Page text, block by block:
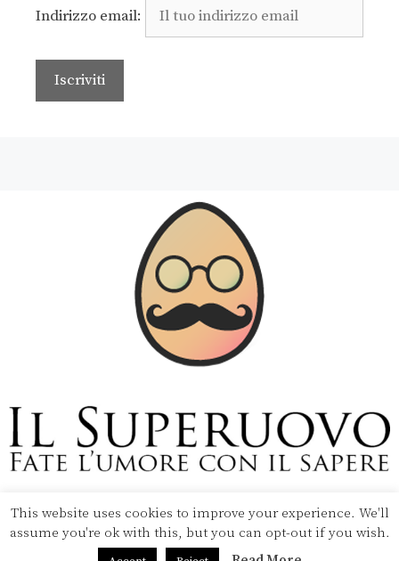
Indirizzo email:
Copyright © 2020 Il Superuovo — Powered by Pipool
SRL
This website uses cookies to improve your experience. We'll
assume you're ok with this, but you can opt-out if you wish.